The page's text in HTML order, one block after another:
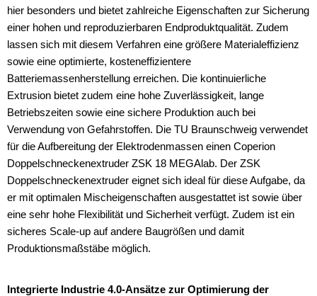
hier besonders und bietet zahlreiche Eigenschaften zur Sicherung
einer hohen und reproduzierbaren Endproduktqualität. Zudem
lassen sich mit diesem Verfahren eine größere Materialeffizienz
sowie eine optimierte, kosteneffizientere
Batteriemassenherstellung erreichen. Die kontinuierliche
Extrusion bietet zudem eine hohe Zuverlässigkeit, lange
Betriebszeiten sowie eine sichere Produktion auch bei
Verwendung von Gefahrstoffen. Die TU Braunschweig verwendet
für die Aufbereitung der Elektrodenmassen einen Coperion
Doppelschneckenextruder ZSK 18 MEGAlab. Der ZSK
Doppelschneckenextruder eignet sich ideal für diese Aufgabe, da
er mit optimalen Mischeigenschaften ausgestattet ist sowie über
eine sehr hohe Flexibilität und Sicherheit verfügt. Zudem ist ein
sicheres Scale-up auf andere Baugrößen und damit
Produktionsmaßstäbe möglich.
Integrierte Industrie 4.0-Ansätze zur Optimierung der